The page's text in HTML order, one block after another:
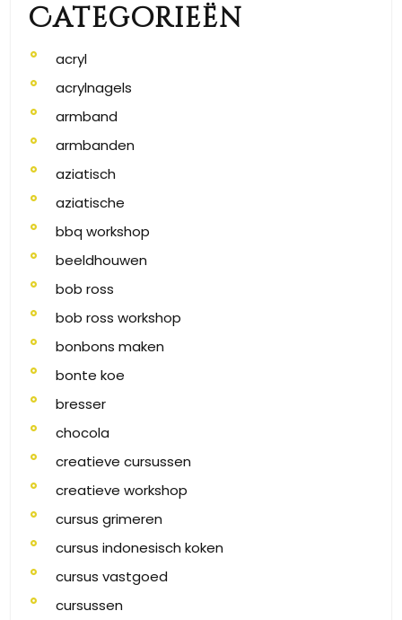
Categorieën
acryl
acrylnagels
armband
armbanden
aziatisch
aziatische
bbq workshop
beeldhouwen
bob ross
bob ross workshop
bonbons maken
bonte koe
bresser
chocola
creatieve cursussen
creatieve workshop
cursus grimeren
cursus indonesisch koken
cursus vastgoed
cursussen